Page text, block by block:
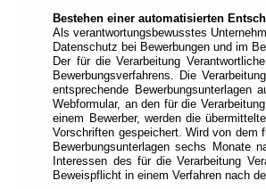
Bestehen einer automatisierten
Als verantwortungsbewusstes
Datenschutz bei Bewerbungen und im
Der für die Verarbeitung
Bewerbungsverfahrens. Die
entsprechende
Webformular, an den für die
einem Bewerber, werden die
Vorschriften gespeichert. Wird von dem
Bewerbungsunterlagen sechs Monate
Interessen des für die Verarbeitung
Beweispflicht in einem Verfahren nach